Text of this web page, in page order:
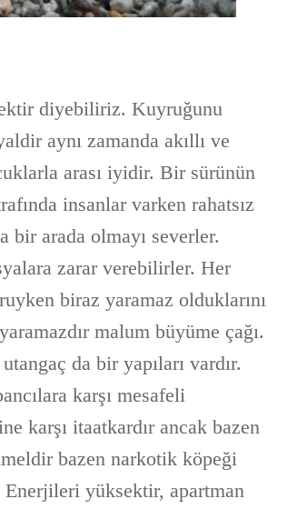
diyebiliriz. Kuyruğunu
aynı zamanda akıllı ve
arası iyidir. Bir sürünün
insanlar varken rahatsız
bir arada olmayı severler.
zarar verebilirler. Her
biraz yaramaz olduklarını
malum büyüme çağı.
da bir yapıları vardır.
karşı mesafeli
karşı itaatkardır ancak bazen
bazen narkotik köpeği
Enerjileri yüksektir, apartman